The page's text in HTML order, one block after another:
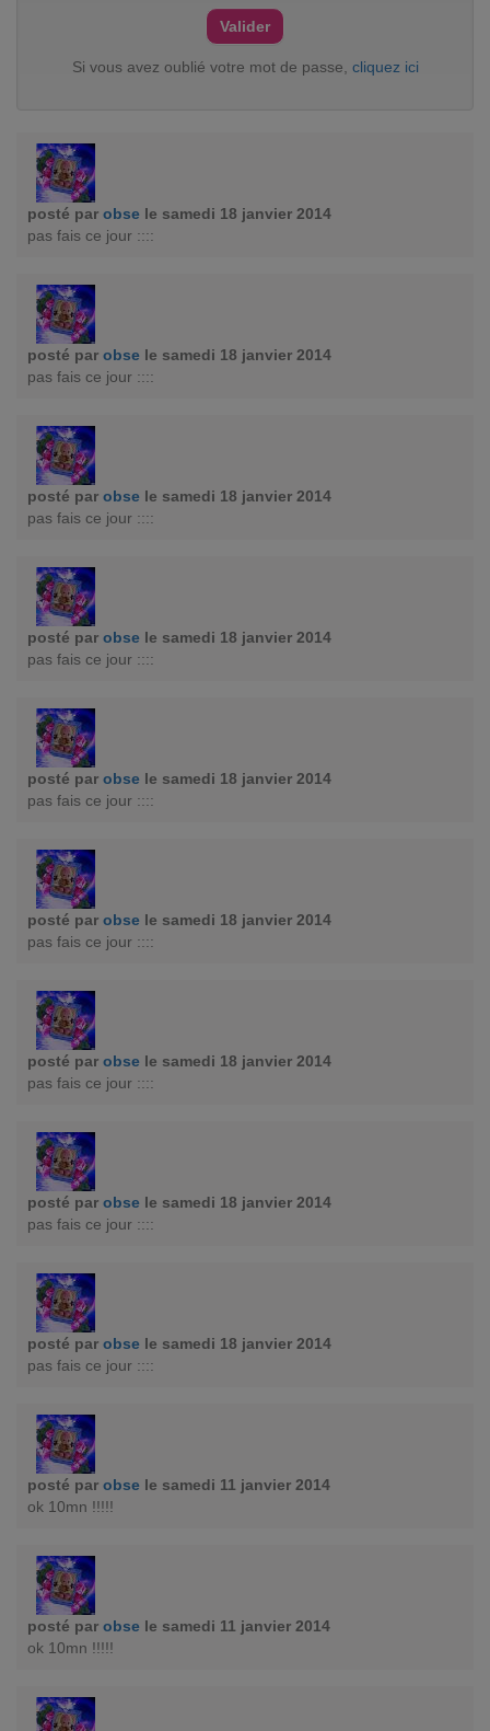
Si vous avez oublié votre mot de passe, cliquez ici
posté par obse le samedi 18 janvier 2014
pas fais ce jour ::::
posté par obse le samedi 18 janvier 2014
pas fais ce jour ::::
posté par obse le samedi 18 janvier 2014
pas fais ce jour ::::
posté par obse le samedi 18 janvier 2014
pas fais ce jour ::::
posté par obse le samedi 18 janvier 2014
pas fais ce jour ::::
posté par obse le samedi 18 janvier 2014
pas fais ce jour ::::
posté par obse le samedi 18 janvier 2014
pas fais ce jour ::::
posté par obse le samedi 18 janvier 2014
pas fais ce jour ::::
posté par obse le samedi 18 janvier 2014
pas fais ce jour ::::
posté par obse le samedi 11 janvier 2014
ok 10mn !!!!!
posté par obse le samedi 11 janvier 2014
ok 10mn !!!!!